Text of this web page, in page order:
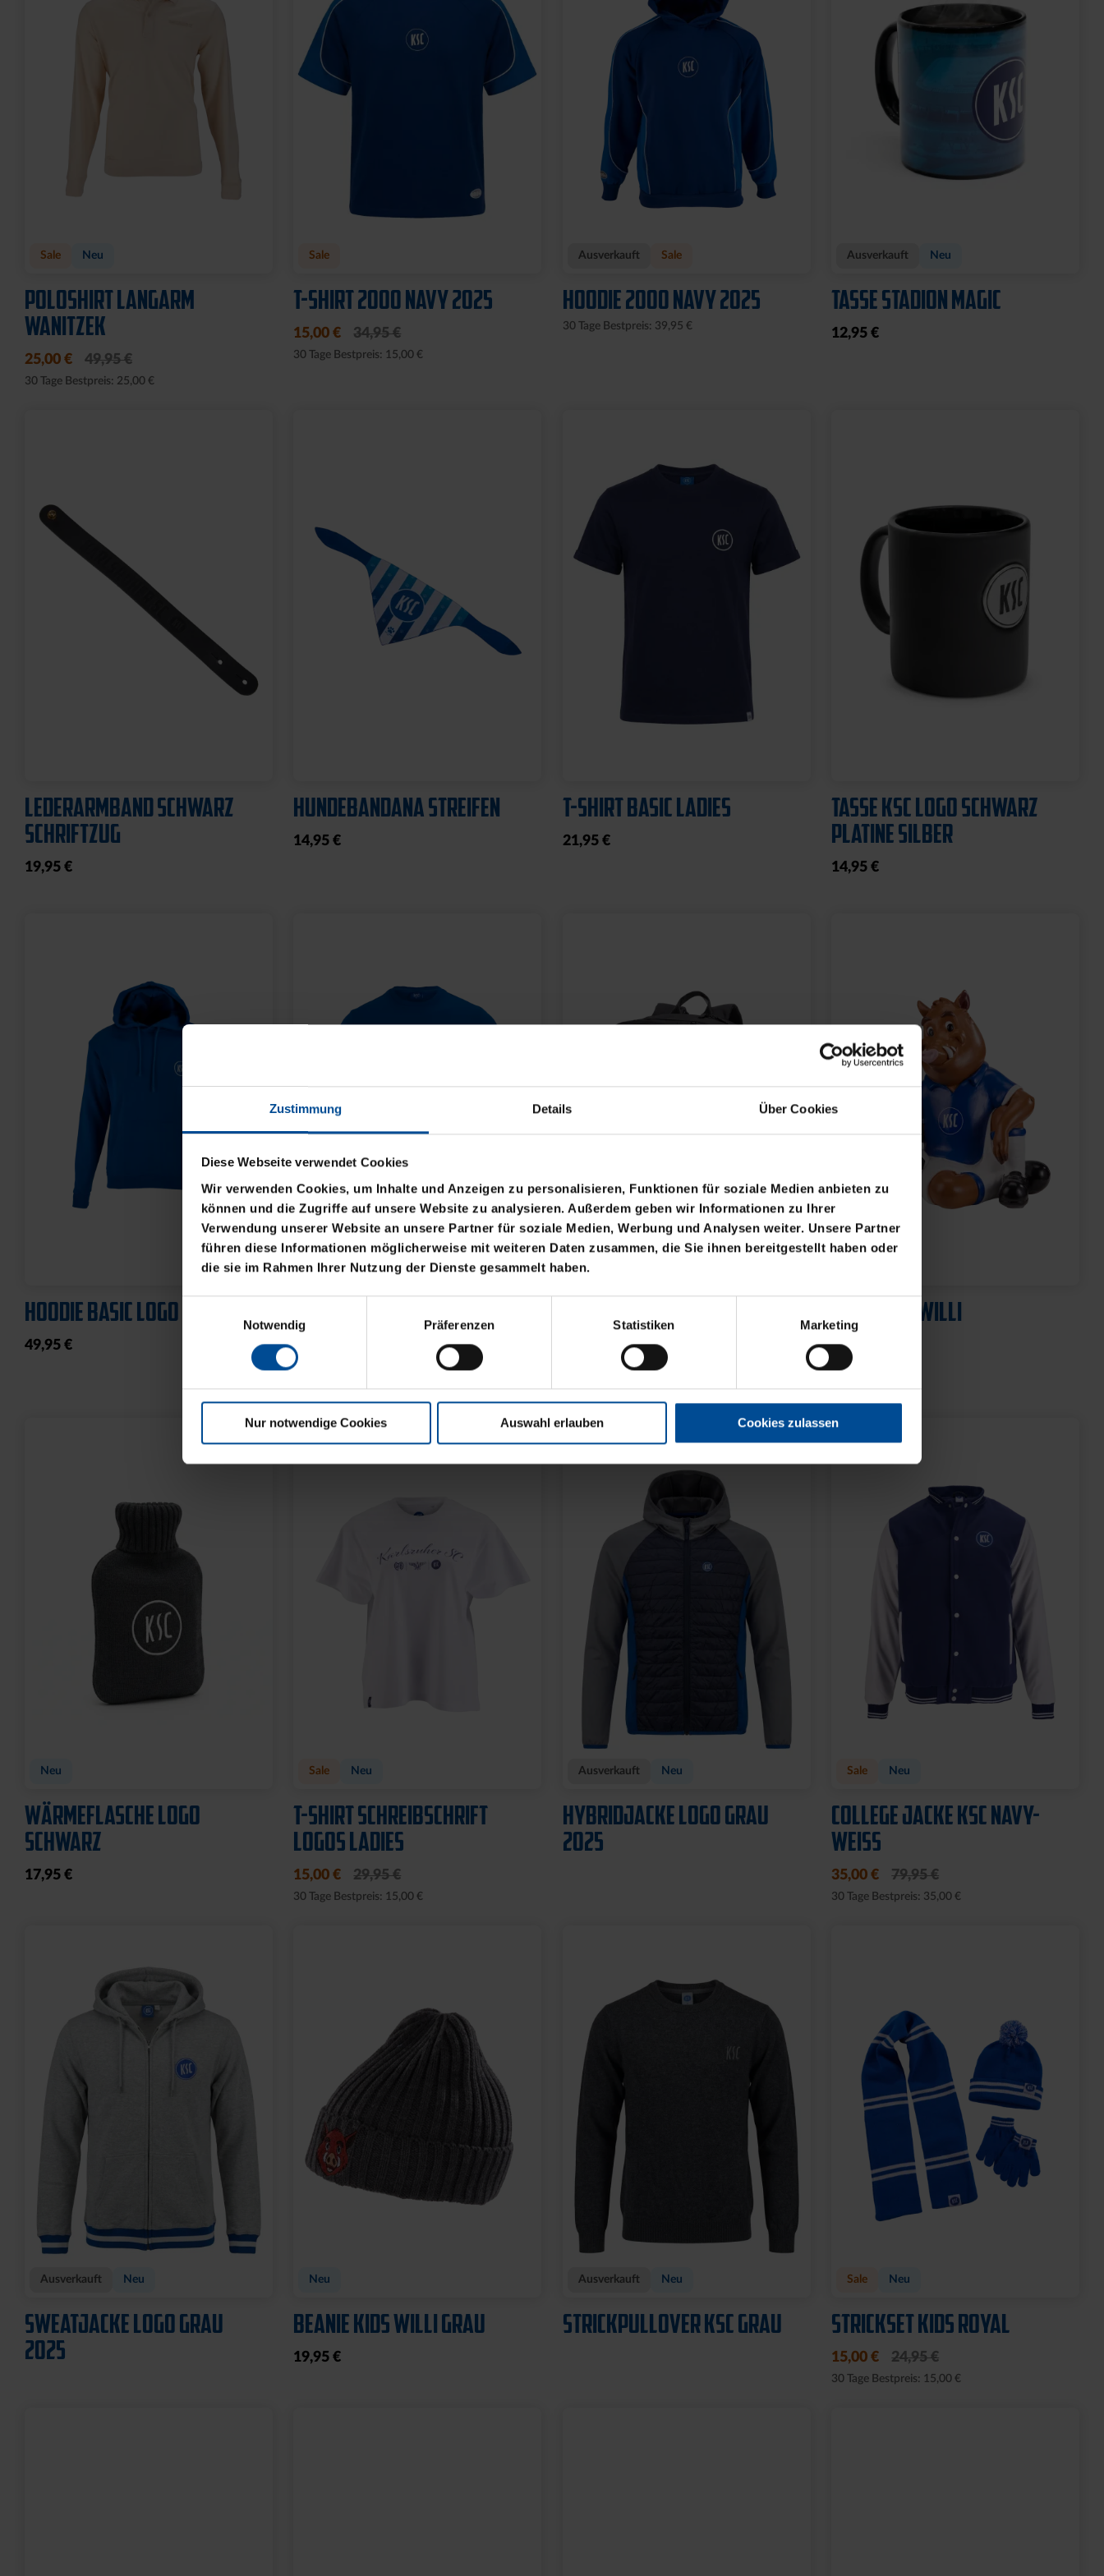
Zustimmung Details Über Cookies
Diese Webseite verwendet Cookies
Wir verwenden Cookies, um Inhalte und Anzeigen zu personalisieren, Funktionen für soziale Medien anbieten zu
können und die Zugriffe auf unsere Website zu analysieren. Außerdem geben wir Informationen zu Ihrer
Verwendung unserer Website an unsere Partner für soziale Medien, Werbung und Analysen weiter. Unsere Partner
führen diese Informationen möglicherweise mit weiteren Daten zusammen, die Sie ihnen bereitgestellt haben oder
die sie im Rahmen Ihrer Nutzung der Dienste gesammelt haben.
Notwendig
Präferenzen Statistiken Marketing
Nur notwendige Cookies Auswahl erlauben Cookies zulassen
Sale Neu
POLOSHIRT LANGARM
WANITZEK
25,00 € 49,95 €
30 Tage Bestpreis: 25,00 €
Sale
T-SHIRT 2000 NAVY 2025
15,00 € 34,95 €
30 Tage Bestpreis: 15,00 €
Ausverkauft Sale
HOODIE 2000 NAVY 2025
30 Tage Bestpreis: 39,95 €
Ausverkauft Neu
TASSE STADION MAGIC
12,95 €
LEDERARMBAND SCHWARZ
SCHRIFTZUG
19,95 €
HUNDEBANDANA STREIFEN
14,95 €
T-SHIRT BASIC LADIES
21,95 €
TASSE KSC LOGO SCHWARZ
PLATINE SILBER
14,95 €
HOODIE BASIC LOGO KLEIN
49,95 €
T-SHIRT BASIC LOGO KLEIN
21,95 €
Neu
RUCKSACK ONEMATE
BACKPACK PRO2 SCHWARZ
SPARDOSE WILLI
19,95 €
Neu
WÄRMEFLASCHE LOGO
SCHWARZ
17,95 €
Sale Neu
T-SHIRT SCHREIBSCHRIFT
LOGOS LADIES
15,00 € 29,95 €
30 Tage Bestpreis: 15,00 €
Ausverkauft Neu
HYBRIDJACKE LOGO GRAU
2025
Sale Neu
COLLEGE JACKE KSC NAVY-
WEISS
35,00 € 79,95 €
30 Tage Bestpreis: 35,00 €
Ausverkauft Neu
SWEATJACKE LOGO GRAU
2025
Neu
BEANIE KIDS WILLI GRAU
19,95 €
Ausverkauft Neu
STRICKPULLOVER KSC GRAU
Sale Neu
STRICKSET KIDS ROYAL
15,00 € 24,95 €
30 Tage Bestpreis: 15,00 €